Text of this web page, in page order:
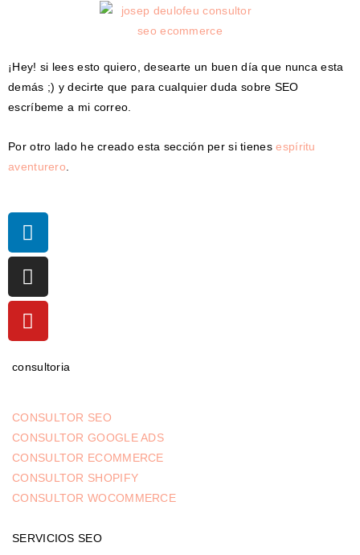
¡Hey! si lees esto quiero, desearte un buen día que nunca esta
demás ;) y decirte que para cualquier duda sobre SEO
escríbeme a mi correo.
Por otro lado he creado esta sección per si tienesespíritu
aventurero.
consultoria
CONSULTOR SEO
CONSULTOR GOOGLE ADS
CONSULTOR ECOMMERCE
CONSULTOR SHOPIFY
CONSULTOR WOCOMMERCE
SERVICIOS SEO